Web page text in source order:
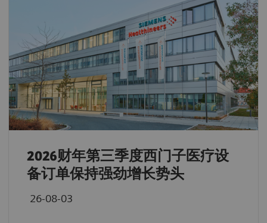
2026财年第三季度西门子医疗设
备订单保持强劲增长势头
26-08-03